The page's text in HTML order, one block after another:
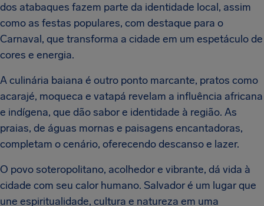
dos atabaques fazem parte da identidade local, assim
como as festas populares, com destaque para o
Carnaval, que transforma a cidade em um espetáculo de
cores e energia.
A culinária baiana é outro ponto marcante, pratos como
acarajé, moqueca e vatapá revelam a influência africana
e indígena, que dão sabor e identidade à região. As
praias, de águas mornas e paisagens encantadoras,
completam o cenário, oferecendo descanso e lazer.
O povo soteropolitano, acolhedor e vibrante, dá vida à
cidade com seu calor humano. Salvador é um lugar que
une espiritualidade, cultura e natureza em uma